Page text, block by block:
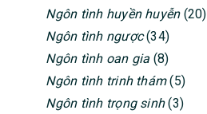
Ngôn tình huyền huyễn(20)
Ngôn tình ngược(34)
Ngôn tình oan gia (8)
Ngôn tình trinh thám(5)
Ngôn tình trọng sinh(3)